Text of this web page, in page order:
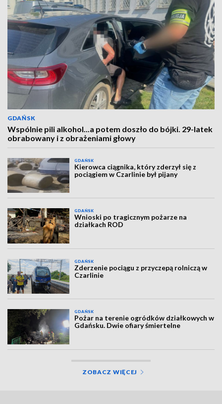
GDAŃSK
Wspólnie pili alkohol...a potem doszło do bójki. 29-latek
obrabowany i z obrażeniami głowy
GDAŃSK
Kierowca ciągnika, który zderzył się z
pociągiem w Czarlinie był pijany
GDAŃSK
Wnioski po tragicznym pożarze na
działkach ROD
GDAŃSK
Zderzenie pociągu z przyczepą rolniczą w
Czarlinie
GDAŃSK
Pożar na terenie ogródków działkowych w
Gdańsku. Dwie ofiary śmiertelne
ZOBACZ WIĘCEJ